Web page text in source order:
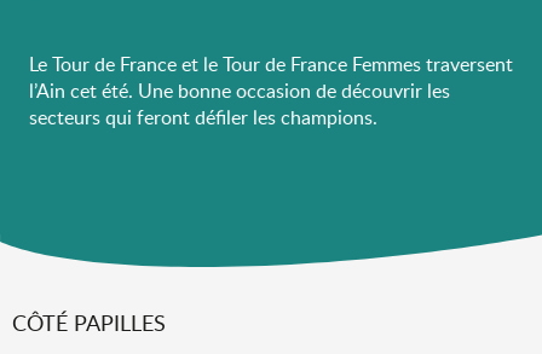
Le Tour de France et le Tour de France Femmes traversent
l’Ain cet été. Une bonne occasion de découvrir les
secteurs qui feront défiler les champions.
CÔTÉ PAPILLES